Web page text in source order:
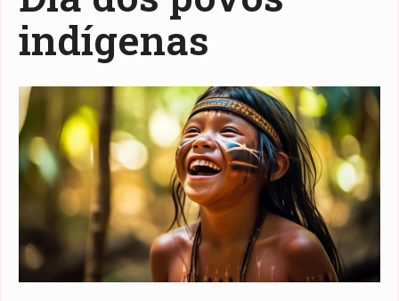
indígenas